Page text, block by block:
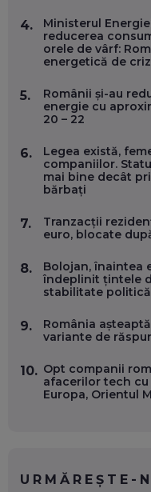
CARIERĂ DE
EP. 56
ÎNVAȚĂ AEO ȘI
EP. 55
OLIVIU MATEI,
WASHINGTON,
VERTICALE
EP. 54
VALENTIN
INSTITUȚIILE
EP. 53
GLOBALĂ,
TA LOCALĂ - ȘI
ROBERT
ÎN SALĂ, DAR
PARTICIPANȚII
4.
Ministerul
reducerea
orele de vârf:
energetică de
5.
Românii și-au
energie cu
20 – 22
6.
Legea există,
companiilor.
mai bine decât
bărbați
7.
Tranzacții
euro, blocate
8.
Bolojan, înaintea
îndeplinit țintele
stabilitate politică
9.
România
variante de
10. Opt companii
afacerilor tech
Europa, Orientul
URMĂREȘTE-